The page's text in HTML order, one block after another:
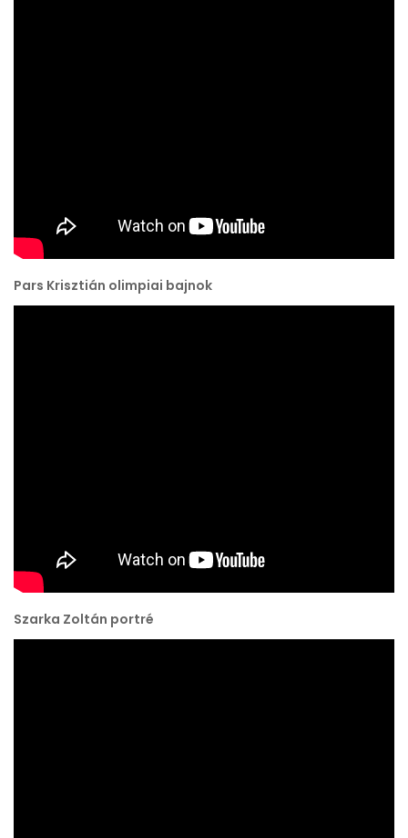
Pars Krisztián olimpiai bajnok
Szarka Zoltán portré